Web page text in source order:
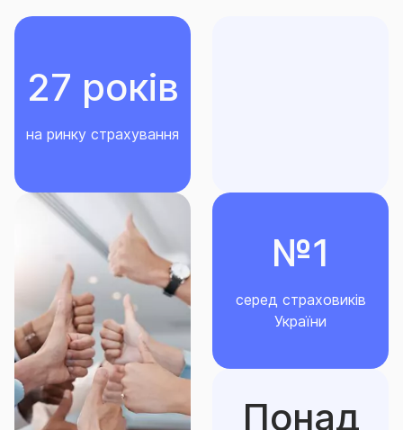
27 років
на ринку страхування
№1
серед страховиків
України
Понад